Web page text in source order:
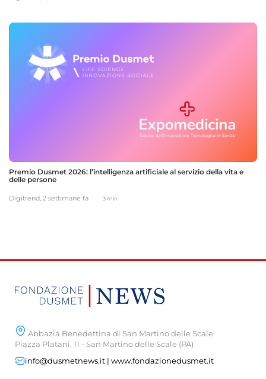
Premio Dusmet 2026: l’intelligenza artificiale al servizio della vita e
delle persone
Digitrend, 2 settimane fa 3 min
Abbazia Benedettina di San Martino delle Scale
Piazza Platani, 11 - San Martino delle Scale (PA)
info@dusmetnews.it | www.fondazionedusmet.it